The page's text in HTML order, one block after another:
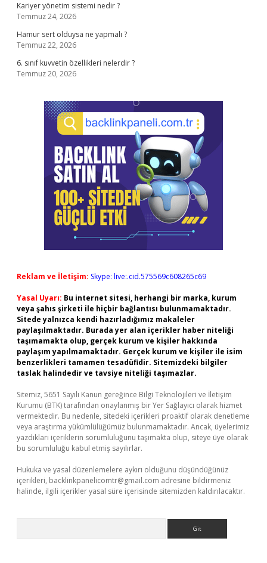
Kariyer yönetim sistemi nedir ?
Temmuz 24, 2026
Hamur sert olduysa ne yapmalı ?
Temmuz 22, 2026
6. sınıf kuvvetin özellikleri nelerdir ?
Temmuz 20, 2026
Reklam ve İletişim: Skype: live:.cid.575569c608265c69
Yasal Uyarı: Bu internet sitesi, herhangi bir marka, kurum
veya şahıs şirketi ile hiçbir bağlantısı bulunmamaktadır.
Sitede yalnızca kendi hazırladığımız makaleler
paylaşılmaktadır. Burada yer alan içerikler haber niteliği
taşımamakta olup, gerçek kurum ve kişiler hakkında
paylaşım yapılmamaktadır. Gerçek kurum ve kişiler ile isim
benzerlikleri tamamen tesadüfidir. Sitemizdeki bilgiler
taslak halindedir ve tavsiye niteliği taşımazlar.
Sitemiz, 5651 Sayılı Kanun gereğince Bilgi Teknolojileri ve İletişim
Kurumu (BTK) tarafından onaylanmış bir Yer Sağlayıcı olarak hizmet
vermektedir. Bu nedenle, sitedeki içerikleri proaktif olarak denetleme
veya araştırma yükümlülüğümüz bulunmamaktadır. Ancak, üyelerimiz
yazdıkları içeriklerin sorumluluğunu taşımakta olup, siteye üye olarak
bu sorumluluğu kabul etmiş sayılırlar.
Hukuka ve yasal düzenlemelere aykırı olduğunu düşündüğünüz
içerikleri, backlinkpanelicomtr@gmail.com adresine bildirmeniz
halinde, ilgili içerikler yasal süre içerisinde sitemizden kaldırılacaktır.